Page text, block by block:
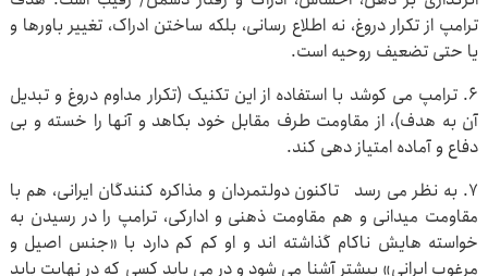
ترامپ از تکرار دروغ، نه اطلاع رسانی، بلکه ساختن ادراک، تغییر باورها و
یا حتی تضعیف روحیه است.
۶. ترامپ می کوشد با استفاده از این تکنیک (تکرار مداوم دروغ و تبدیل
آن به هدف)، از مقاومت طرف مقابل خود بکاهد و آنها را خسته و بی
دفاع و آماده امتیاز دهی کند.
۷. به نظر می رسد تاکنون دولتمردان و مذاکره کنندگان ایرانی، هم با
مقاومت میدانی و هم مقاومت ذهنی و ادارکی، ترامپ را در رسیدن به
خواسته هایش ناکام گذاشته اند ‌و او کم کم‌ دارد با «جنس اصیل و
مرغوب ایرانی» بیشتر آشنا می شود و در می یابد کسی که در نهایت باید